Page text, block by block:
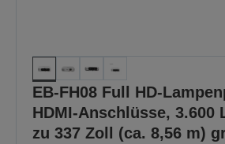
EB-FH08 Full HD-
HDMI-Anschlüsse, 3.600
zu 337 Zoll (ca. 8,56 m)